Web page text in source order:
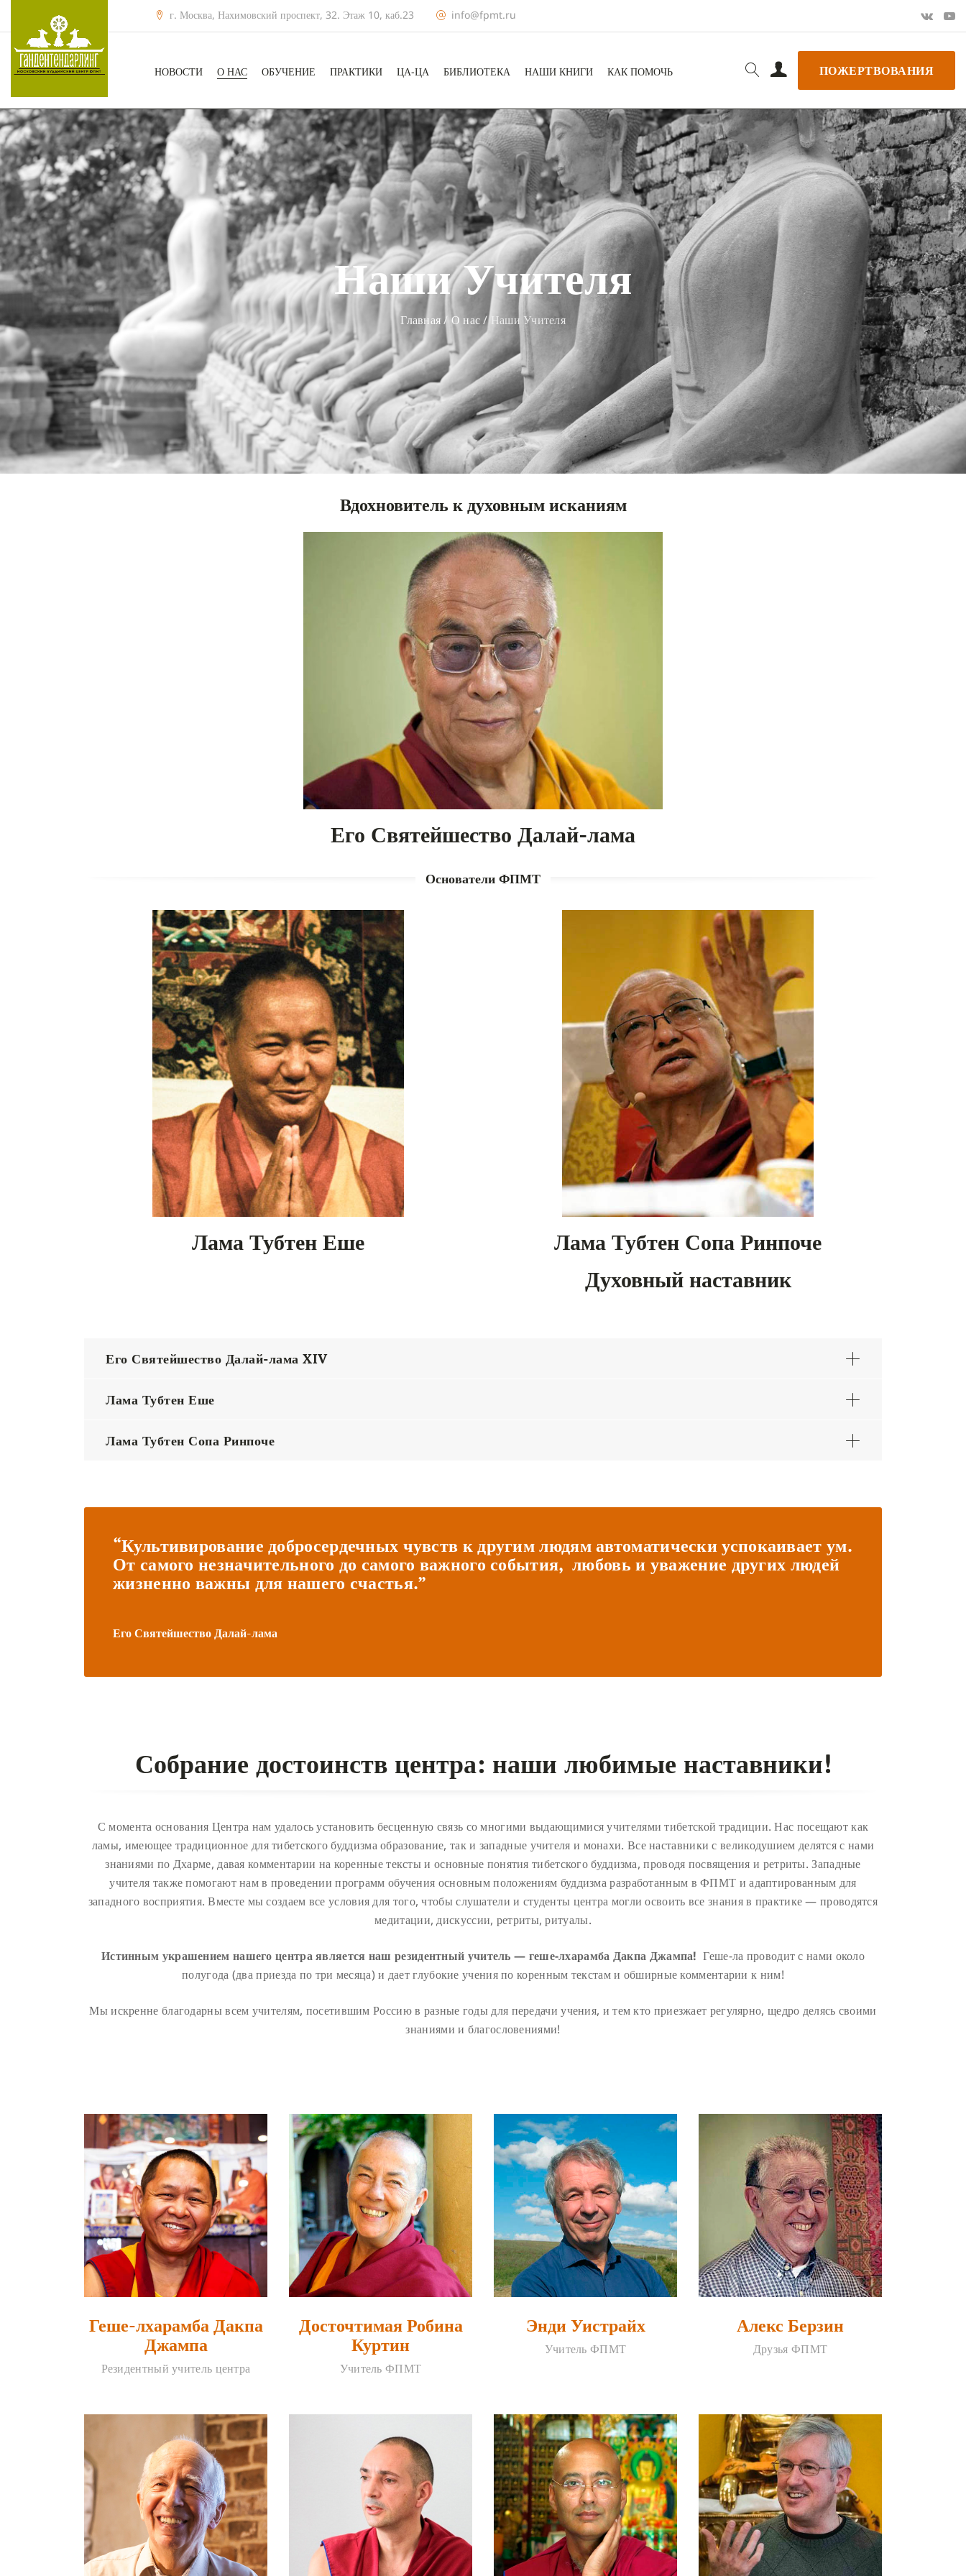
г. Москва, Нахимовский проспект, 32. Этаж 10, каб.23 info@fpmt.ru
НОВОСТИ О НАС ОБУЧЕНИЕ ПРАКТИКИ ЦА-ЦА БИБЛИОТЕКА НАШИ КНИГИ КАК ПОМОЧЬ ПОЖЕРТВОВАНИЯ
Наши Учителя
Главная/ О нас/ Наши Учителя
Вдохновитель к духовным исканиям
Его Святейшество Далай-лама
Основатели ФПМТ
Лама Тубтен Еше
Лама Тубтен Сопа Ринпоче
Духовный наставник
Его Святейшество Далай-лама XIV
Лама Тубтен Еше
Лама Тубтен Сопа Ринпоче
“Культивирование добросердечных чувств к другим людям автоматически успокаивает ум.
От самого незначительного до самого важного события, любовь и уважение других людей
жизненно важны для нашего счастья.”
Его Святейшество Далай-лама
Собрание достоинств центра: наши любимые наставники!
С момента основания Центра нам удалось установить бесценную связь со многими выдающимися учителями тибетской традиции. Нас посещают как
ламы, имеющее традиционное для тибетского буддизма образование, так и западные учителя и монахи. Все наставники с великодушием делятся с нами
знаниями по Дхарме, давая комментарии на коренные тексты и основные понятия тибетского буддизма, проводя посвящения и ретриты. Западные
учителя также помогают нам в проведении программ обучения основным положениям буддизма разработанным в ФПМТ и адаптированным для
западного восприятия. Вместе мы создаем все условия для того, чтобы слушатели и студенты центра могли освоить все знания в практике — проводятся
медитации, дискуссии, ретриты, ритуалы.
Истинным украшением нашего центра является наш резидентный учитель — геше-лхарамба Дакпа Джампа! Геше-ла проводит с нами около
полугода (два приезда по три месяца) и дает глубокие учения по коренным текстам и обширные комментарии к ним!
Мы искренне благодарны всем учителям, посетившим Россию в разные годы для передачи учения, и тем кто приезжает регулярно, щедро делясь своими
знаниями и благословениями!
Геше-лхарамба Дакпа
Джампа
Резидентный учитель центра
Досточтимая Робина
Куртин
Учитель ФПМТ
Энди Уистрайх
Учитель ФПМТ
Алекс Берзин
Друзья ФПМТ